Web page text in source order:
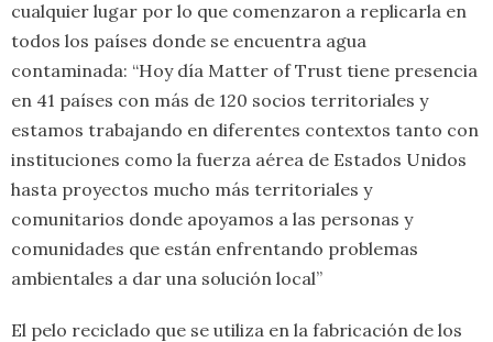
cualquier lugar por lo que comenzaron a replicarla en
todos los países donde se encuentra agua
contaminada: “Hoy día Matter of Trust tiene presencia
en 41 países con más de 120 socios territoriales y
estamos trabajando en diferentes contextos tanto con
instituciones como la fuerza aérea de Estados Unidos
hasta proyectos mucho más territoriales y
comunitarios donde apoyamos a las personas y
comunidades que están enfrentando problemas
ambientales a dar una solución local”
El pelo reciclado que se utiliza en la fabricación de los